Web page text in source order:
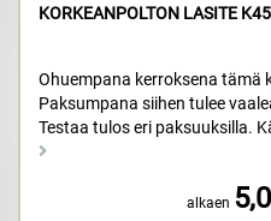
KORKEANPOLTON LASITE
Ohuempana kerroksena tämä
Paksumpana siihen tulee
Testaa tulos eri paksuuksilla.
alkaen